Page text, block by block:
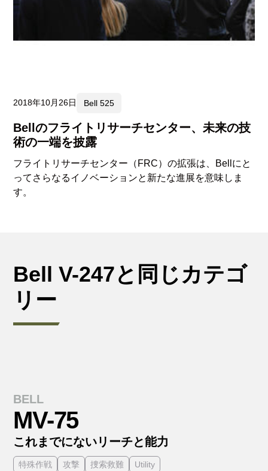
2018年10月26日 Bell 525
Bellのフライトリサーチセンター、未来の技
術の一端を披露
フライトリサーチセンター（FRC）の拡張は、Bellにと
ってさらなるイノベーションと新たな進展を意味しま
す。
Bell V-247と同じカテゴ
リー
BELL
MV-75
これまでにないリーチと能力
特殊作戦 攻撃 捜索救難 Utility